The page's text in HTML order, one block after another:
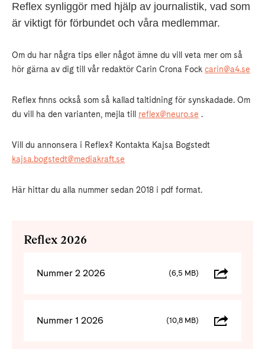
Reflex synliggör med hjälp av journalistik, vad som
är viktigt för förbundet och våra medlemmar.
Om du har några tips eller något ämne du vill veta mer om så
hör gärna av dig till vår redaktör Carin Crona Fock carin@a4.se
Reflex finns också som så kallad taltidning för synskadade. Om
du vill ha den varianten, mejla till reflex@neuro.se .
Vill du annonsera i Reflex? Kontakta Kajsa Bogstedt
kajsa.bogstedt@mediakraft.se
Här hittar du alla nummer sedan 2018 i pdf format.
Reflex 2026
Nummer 2 2026 (6,5 MB)
Nummer 1 2026 (10,8 MB)